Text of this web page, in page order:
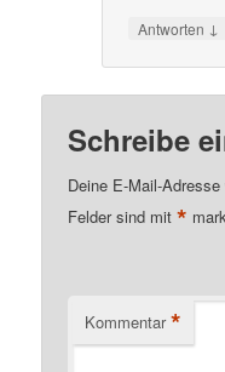
Antworten ↓
Schreibe
Deine E-Mail-
Felder sind mit*
Kommentar *